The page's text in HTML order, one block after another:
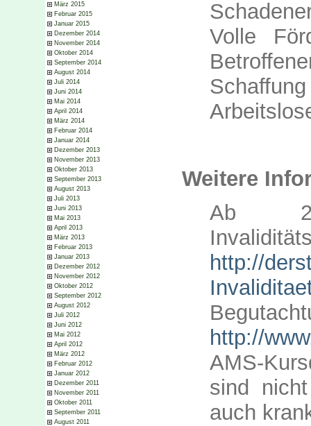
März 2015
Februar 2015
Januar 2015
Dezember 2014
November 2014
Oktober 2014
September 2014
August 2014
Juli 2014
Juni 2014
Mai 2014
April 2014
März 2014
Februar 2014
Januar 2014
Dezember 2013
November 2013
Oktober 2013
September 2013
August 2013
Juli 2013
Juni 2013
Mai 2013
April 2013
März 2013
Februar 2013
Januar 2013
Dezember 2012
November 2012
Oktober 2012
September 2012
August 2012
Juli 2012
Juni 2012
Mai 2012
April 2012
März 2012
Februar 2012
Januar 2012
Dezember 2011
November 2011
Oktober 2011
September 2011
August 2011
Volle
Weitere
Ab
http://
http://
AMS-
sind
auch